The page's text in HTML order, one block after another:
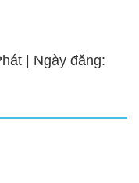
| Ngày đăng: